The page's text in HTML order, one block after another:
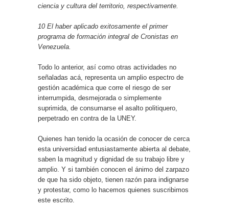
ciencia y cultura del territorio, respectivamente.
10 El haber aplicado exitosamente el primer
programa de formación integral de Cronistas en
Venezuela.
Todo lo anterior, así como otras actividades no
señaladas acá, representa un amplio espectro de
gestión académica que corre el riesgo de ser
interrumpida, desmejorada o simplemente
suprimida, de consumarse el asalto politiquero,
perpetrado en contra de la UNEY.
Quienes han tenido la ocasión de conocer de cerca
esta universidad entusiastamente abierta al debate,
saben la magnitud y dignidad de su trabajo libre y
amplio. Y si también conocen el ánimo del zarpazo
de que ha sido objeto, tienen razón para indignarse
y protestar, como lo hacemos quienes suscribimos
este escrito.